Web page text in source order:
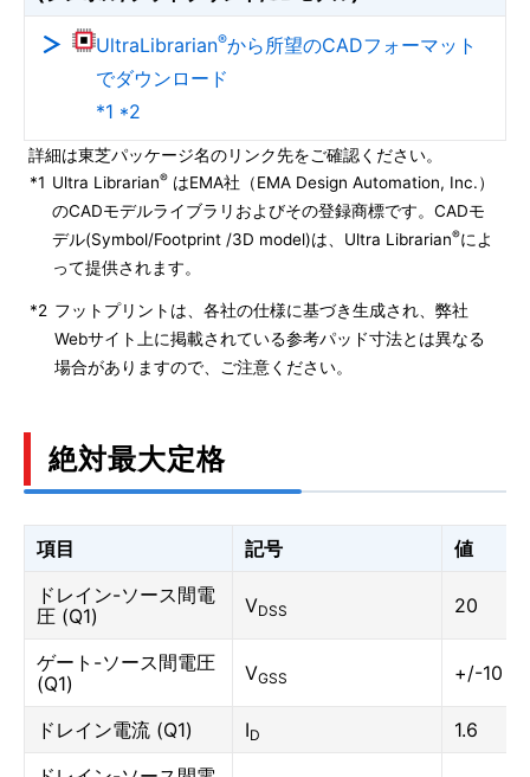
UltraLibrarian®から所望のCADフォーマット
でダウンロード
*1 *2
詳細は東芝パッケージ名のリンク先をご確認ください。
*1 Ultra Librarian® はEMA社（EMA Design Automation, Inc.）
のCADモデルライブラリおよびその登録商標です。CADモ
デル(Symbol/Footprint /3D model)は、Ultra Librarian®によ
って提供されます。
*2 フットプリントは、各社の仕様に基づき生成され、弊社
Webサイト上に掲載されている参考パッド寸法とは異なる
場合がありますので、ご注意ください。
絶対最大定格
項目 記号
値
ドレイン-ソース間電
圧 (Q1)
VDSS 20
ゲート-ソース間電圧
(Q1)
VGSS +/-10
ドレイン電流 (Q1) ID
1.6